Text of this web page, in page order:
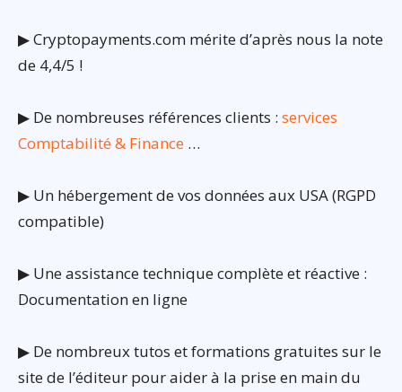
▶ Cryptopayments.com mérite d’après nous la note
de 4,4/5 !
▶ De nombreuses références clients : services
Comptabilité & Finance …
▶ Un hébergement de vos données aux USA (RGPD
compatible)
▶ Une assistance technique complète et réactive :
Documentation en ligne
▶ De nombreux tutos et formations gratuites sur le
site de l’éditeur pour aider à la prise en main du